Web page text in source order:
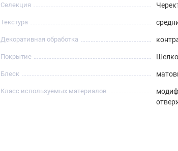
Селекция
Текстура
Декоративная обработка
Покрытие
Блеск
Класс используемых материалов